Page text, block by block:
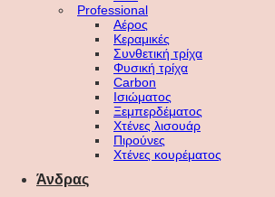
Professional
Αέρος
Κεραμικές
Συνθετική τρίχα
Φυσική τρίχα
Carbon
Ισιώματος
Ξεμπερδέματος
Χτένες λισουάρ
Πιρούνες
Χτένες κουρέματος
Άνδρας